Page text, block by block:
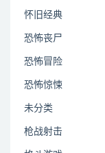
怀旧经典
恐怖丧尸
恐怖冒险
恐怖惊悚
未分类
枪战射击